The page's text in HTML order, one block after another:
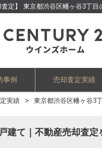
定】 東京都渋谷区幡ヶ谷3丁
事例 売却査定実績
実績 東京都渋谷区幡ヶ谷3
建て｜不動産売却査定